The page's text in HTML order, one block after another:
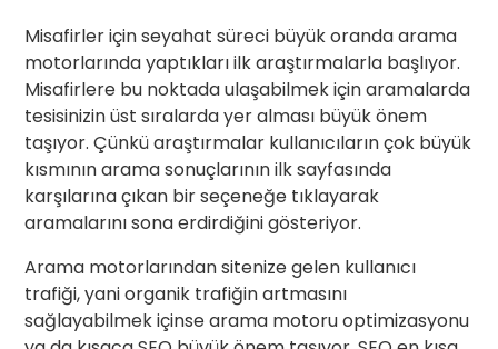
Misafirler için seyahat süreci büyük oranda arama
motorlarında yaptıkları ilk araştırmalarla başlıyor.
Misafirlere bu noktada ulaşabilmek için aramalarda
tesisinizin üst sıralarda yer alması büyük önem
taşıyor. Çünkü araştırmalar kullanıcıların çok büyük
kısmının arama sonuçlarının ilk sayfasında
karşılarına çıkan bir seçeneğe tıklayarak
aramalarını sona erdirdiğini gösteriyor.
Arama motorlarından sitenize gelen kullanıcı
trafiği, yani organik trafiğin artmasını
sağlayabilmek içinse arama motoru optimizasyonu